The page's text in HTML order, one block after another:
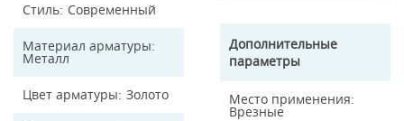
Стиль Современный
Материал арматуры
Металл
Цвет арматуры Золото
Дополнительные
параметры
Место применения
Врезные